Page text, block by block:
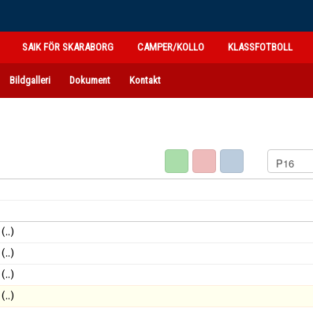
SAIK FÖR SKARABORG CAMPER/KOLLO KLASSFOTBOLL
Bildgalleri Dokument Kontakt
(..)
(..)
(..)
(..)